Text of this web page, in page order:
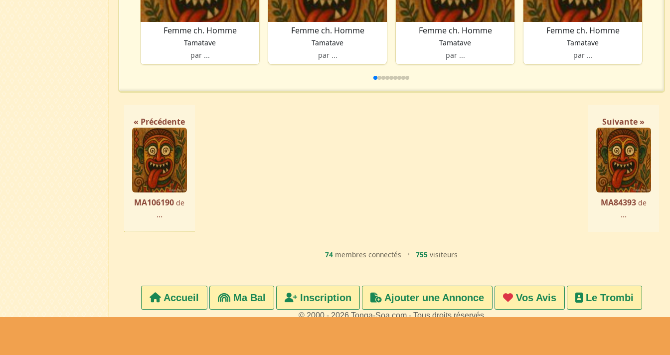
Femme ch. Homme
Tamatave
par ...
Femme ch. Homme
Tamatave
par ...
Femme ch. Homme
Tamatave
par ...
Femme ch. Homme
Tamatave
par ...
« Précédente
MA106190 de
...
Suivante »
MA84393 de
...
74 membres connectés • 755 visiteurs
Accueil Ma Bal Inscription Ajouter une Annonce Vos Avis Le Trombi
© 2000 - 2026 Tonga-Soa.com - Tous droits réservés